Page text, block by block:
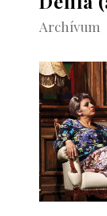
Archívum